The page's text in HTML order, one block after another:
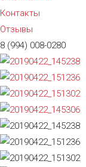
Контакты
Отзывы
8 (994) 008-0280